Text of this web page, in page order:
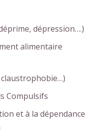
dépression….)
alimentaire
Compulsifs
et à la dépendance